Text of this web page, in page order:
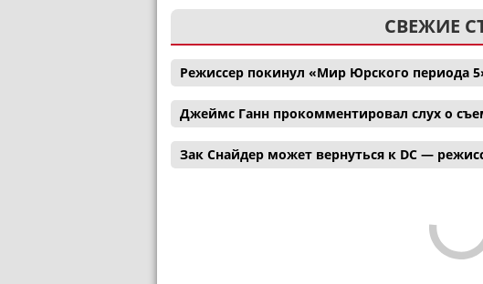
СВЕЖИЕ
Режиссер покинул «Мир Юрского периода
Джеймс Ганн прокомментировал слух о
Зак Снайдер может вернуться к DC —